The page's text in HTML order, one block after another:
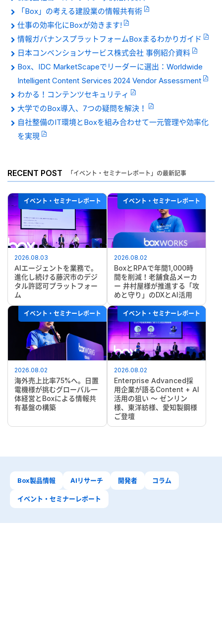
「Box」の考える建設業の情報共有術
仕事の効率化にBoxが効きます!
情報ガバナンスプラットフォームBoxまるわかりガイド
日本コンベンションサービス株式会社 事例紹介資料
Box、IDC MarketScapeでリーダーに選出：Worldwide
Intelligent Content Services 2024 Vendor Assessment
わかる！コンテンツセキュリティ
大学でのBox導入、7つの疑問を解決！
自社整備のIT環境とBoxを組み合わせて一元管理や効率化
を実現
RECENT POST 「イベント・セミナーレポート」の最新記事
イベント・セミナーレポート
2026.08.03
AIエージェントを業務で。
進化し続ける藤沢市のデジ
タル許認可プラットフォー
ム
イベント・セミナーレポート
2026.08.02
BoxとRPAで年間1,000時
間を削減！老舗食品メーカ
ー 井村屋様が推進する「攻
めと守り」のDXとAI活用
イベント・セミナーレポート
2026.08.02
海外売上比率75%へ。日置
電機様が挑むグローバル一
体経営とBoxによる情報共
有基盤の構築
イベント・セミナーレポート
2026.08.02
Enterprise Advanced採
用企業が語るContent + AI
活用の狙い ～ ゼンリン
様、東洋紡様、愛知製鋼様
ご登壇
Box製品情報 AIリサーチ 開発者 コラム
イベント・セミナーレポート